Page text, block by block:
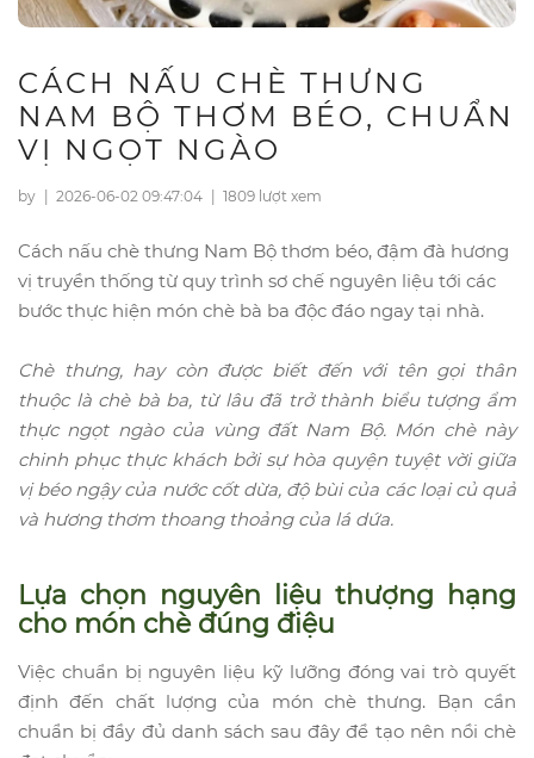
CÁCH NẤU CHÈ THƯNG
NAM BỘ THƠM BÉO, CHUẨN
VỊ NGỌT NGÀO
by | 2026-06-02 09:47:04 | 1809 lượt xem
Cách nấu chè thưng Nam Bộ thơm béo, đậm đà hương
vị truyền thống từ quy trình sơ chế nguyên liệu tới các
bước thực hiện món chè bà ba độc đáo ngay tại nhà.
Chè thưng, hay còn được biết đến với tên gọi thân
thuộc là chè bà ba, từ lâu đã trở thành biểu tượng ẩm
thực ngọt ngào của vùng đất Nam Bộ. Món chè này
chinh phục thực khách bởi sự hòa quyện tuyệt vời giữa
vị béo ngậy của nước cốt dừa, độ bùi của các loại củ quả
và hương thơm thoang thoảng của lá dứa.
Lựa chọn nguyên liệu thượng hạng
cho món chè đúng điệu
Việc chuẩn bị nguyên liệu kỹ lưỡng đóng vai trò quyết
định đến chất lượng của món chè thưng. Bạn cần
chuẩn bị đầy đủ danh sách sau đây để tạo nên nồi chè